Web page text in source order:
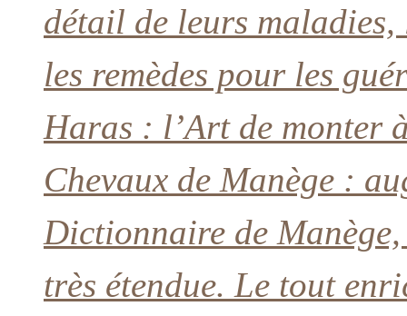
détail de leurs maladies,
les remèdes pour les
Haras : l’Art de monter
Chevaux de Manège :
Dictionnaire de
très étendue. Le tout